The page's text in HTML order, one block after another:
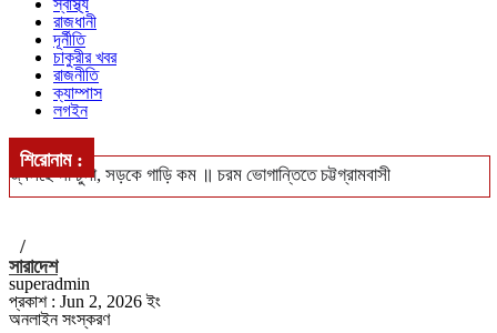
স্বাস্থ্য
রাজধানী
দূর্নীতি
চাকুরীর খবর
রাজনীতি
ক্যাম্পাস
লগইন
শিরোনাম :
জ্বলছে না চুলা, সড়কে গাড়ি কম ॥ চরম ভোগান্তিতে চট্টগ্রামবাসী
সিএমপি’র নিজস্ব জনবলে চলবে ট্রাফিক ব্যবস্থাপনা
ঢাকা-পাবনা ও ঢাকা-খুলনা রুটে নতুন আন্তঃনগর ট্রেন চালুর পরিকল্পনা ॥ চালু
হবে বন্ধ লোকাল-মেইল
/
সারাদেশ
superadmin
প্রকাশ : Jun 2, 2026 ইং
অনলাইন সংস্করণ